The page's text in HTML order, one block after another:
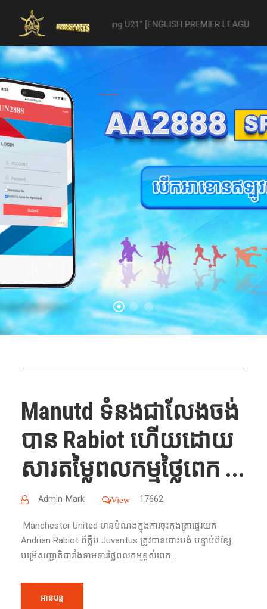
Reading U21" [ENGLISH PREMIER LEAGUE 2 U21 - 04/
Manutd ទំនងជាលែង​ចង់​
បាន Rabiot ហើយដោយ​
សារ​តម្លៃពលកម្មថ្លៃពេក ...
Admin-Mark View 17662
Manchester United មានបំណងក្នុង​ការ​​ចុះ​កុងត្រា​ផ្ទេរ​យក
Andrien Rabiot ពី​ក្លឹប​ Juventus ត្រូវ​​បាន​បោះបង់ បន្ទាប់​ពី​ខ្សែ​
បម្រើ​សញ្ជាតិ​បារាំង​ទាមទារ​​ថ្លៃ​ពលកម្ម​ខ្ពស់​ពេក...
អានបន្ត